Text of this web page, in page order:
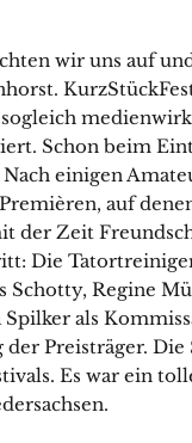
wir uns auf
Schon beim
einigen
auf
der Zeit
Die
Schotty, Regine
als
der Preisträger.
Es war ein